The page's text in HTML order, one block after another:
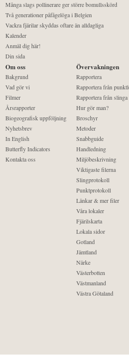
Många slags pollinerare ger större bomullsskörd
Två generationer påfågelöga i Belgien
Vackra fjärilar skyddas oftare än alldagliga
Kalender
Anmäl dig här!
Din sida
Om oss
Bakgrund
Vad gör vi
Filmer
Årsrapporter
Biogeografisk uppföljning
Nyhetsbrev
In English
Butterfly Indicators
Kontakta oss
Övervakningen
Rapportera
Rapportera från
Rapportera från slinga
Hur gör man?
Broschyr
Metoder
Snabbguide
Handledning
Miljöbeskrivning
Viktigaste filerna
Slingprotokoll
Punktprotokoll
Länkar & mer filer
Våra lokaler
Fjärilskarta
Lokala sidor
Gotland
Jämtland
Närke
Västerbotten
Västmanland
Västra Götaland